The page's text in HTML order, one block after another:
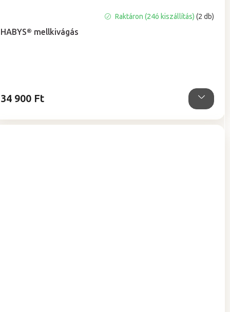
HABYS® mellkivágás
átlagos
Raktáron (24ó kiszállítás)(2 db)
34 900 Ft